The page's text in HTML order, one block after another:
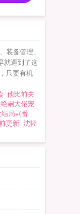
备管理、
就遇到了这
只要有机
他比前夫
嗣大佬宠
局+(番
更新 沈轻